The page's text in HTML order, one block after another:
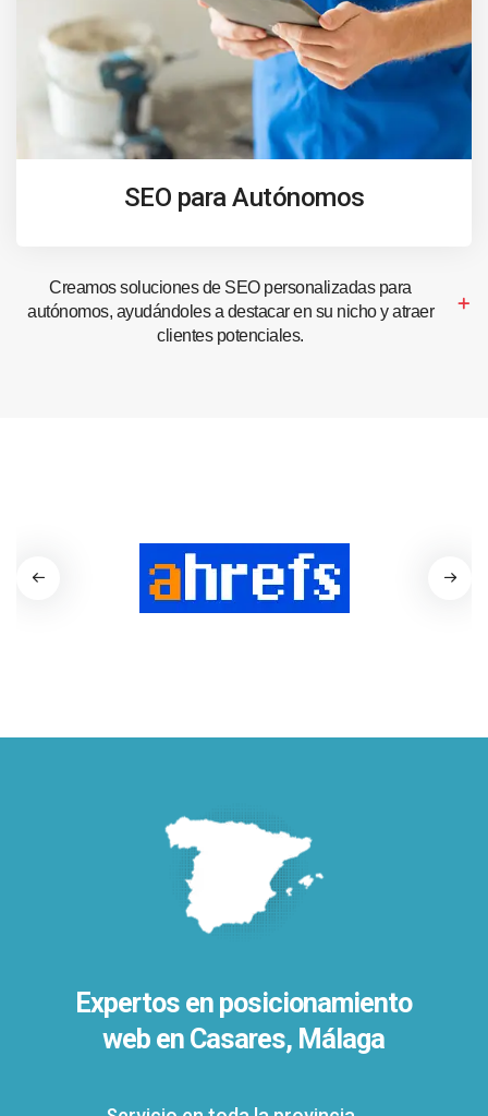
SEO para Autónomos
Creamos soluciones de SEO personalizadas para
autónomos, ayudándoles a destacar en su nicho y atraer
clientes potenciales.
Expertos en posicionamiento
web en Casares, Málaga